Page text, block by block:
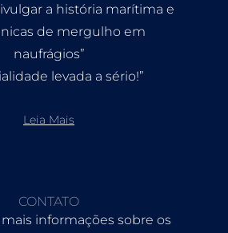
a história marítima e
de mergulho em
naufrágios”
levada a sério!”
Leia Mais
CONTATO
informações sobre os